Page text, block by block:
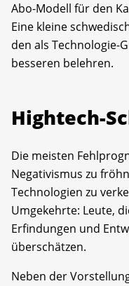
Abo-Modell für den
Eine kleine
den als Technologie-
besseren belehren.
Hightech-
Die meisten
Negativismus zu
Technologien zu
Umgekehrte: Leute,
Erfindungen und
überschätzen.
Neben der